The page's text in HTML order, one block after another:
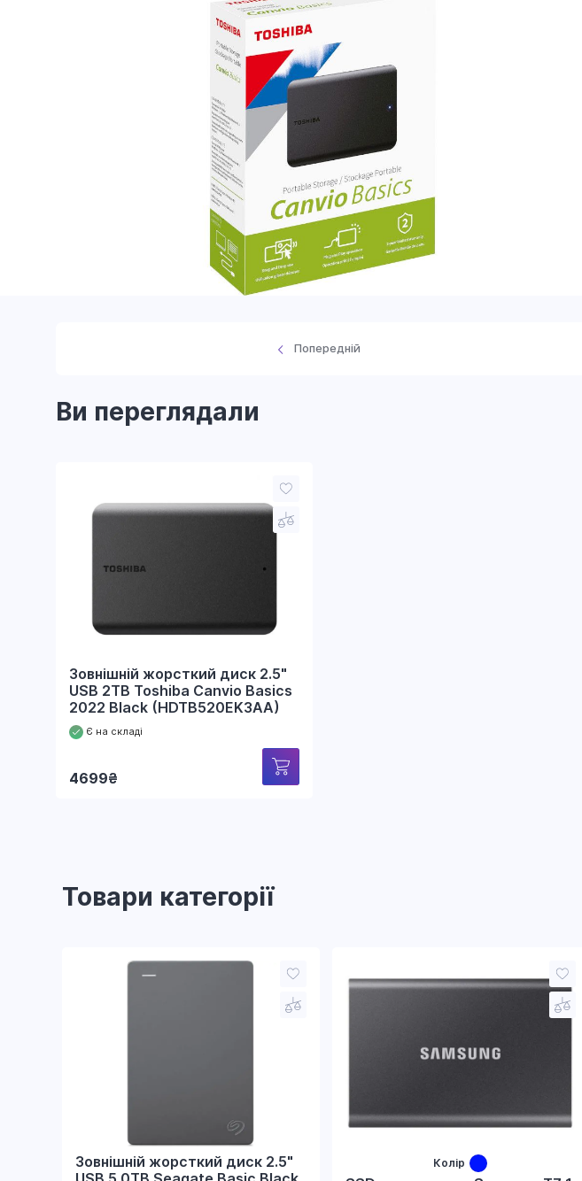
Попередній
Ви переглядали
Зовнішній жорсткий диск 2.5"
USB 2TB Toshiba Canvio Basics
2022 Black (HDTB520EK3AA)
Є на складі
4699₴
Товари категорії
Зовнішній жорсткий диск 2.5"
Колір